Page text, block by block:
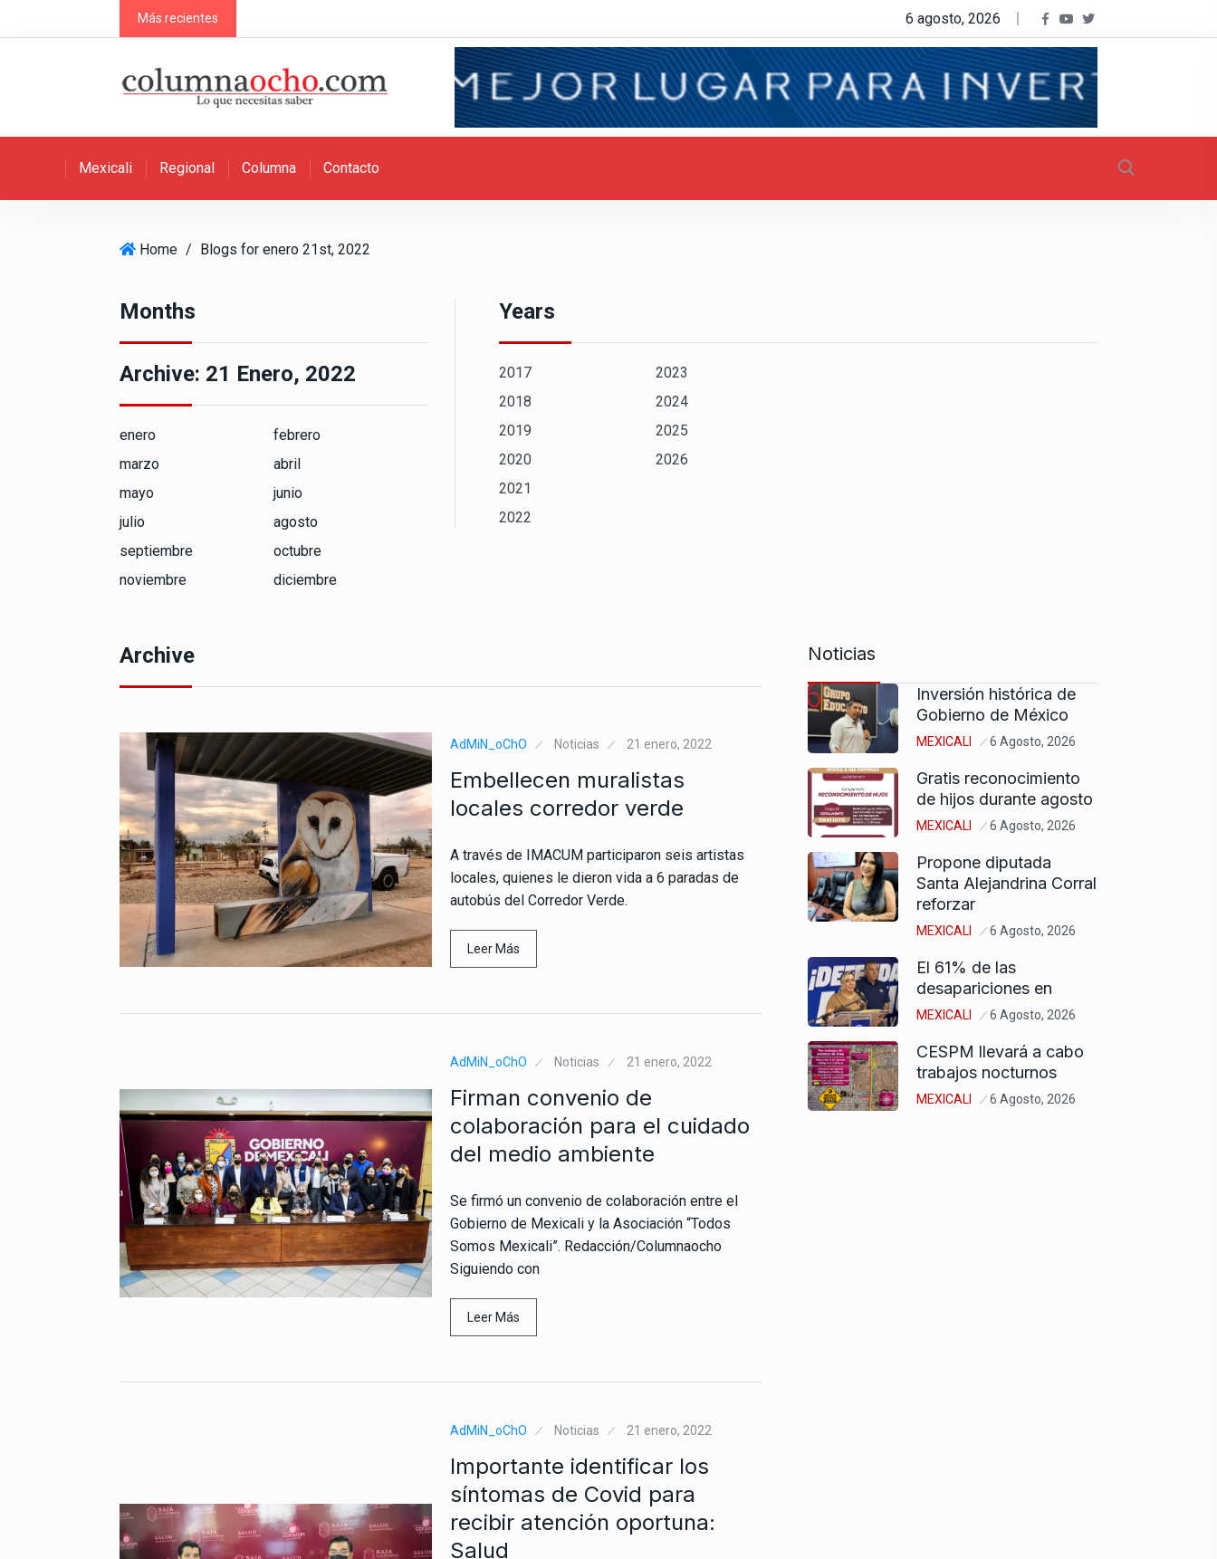
k
Más recientes 6 agosto, 2026
Mexicali Regional Columna Contacto
Home / Blogs for enero 21st, 2022
Months
Archive: 21 Enero, 2022
enero
febrero
marzo
abril
mayo
junio
julio
agosto
septiembre
octubre
noviembre
diciembre
Years
2017
2018
2019
2020
2021
2022
2023
2024
2025
2026
Archive
AdMiN_oChO Noticias 21 enero, 2022
Embellecen muralistas
locales corredor verde
A través de IMACUM participaron seis artistas
locales, quienes le dieron vida a 6 paradas de
autobús del Corredor Verde.
Leer Más
AdMiN_oChO Noticias 21 enero, 2022
Firman convenio de
colaboración para el cuidado
del medio ambiente
Se firmó un convenio de colaboración entre el
Gobierno de Mexicali y la Asociación “Todos
Somos Mexicali”. Redacción/Columnaocho
Siguiendo con
Leer Más
AdMiN_oChO Noticias 21 enero, 2022
Importante identificar los
síntomas de Covid para
recibir atención oportuna:
Salud
Noticias
Inversión histórica de
Gobierno de México
MEXICALI 6 Agosto, 2026
Gratis reconocimiento
de hijos durante agosto
MEXICALI 6 Agosto, 2026
Propone diputada
Santa Alejandrina Corral
reforzar
MEXICALI 6 Agosto, 2026
El 61% de las
desapariciones en
MEXICALI 6 Agosto, 2026
CESPM llevará a cabo
trabajos nocturnos
MEXICALI 6 Agosto, 2026